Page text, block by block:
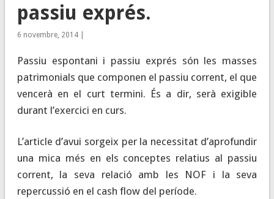
passiu exprés.
6 novembre, 2014 |
Passiu espontani i passiu exprés són les masses
patrimonials que componen el passiu corrent, el que
vencerà en el curt termini. És a dir, serà exigible
durant l’exercici en curs.
L’article d’avui sorgeix per la necessitat d’aprofundir
una mica més en els conceptes relatius al passiu
corrent, la seva relació amb les NOF i la seva
repercussió en el cash flow del període.